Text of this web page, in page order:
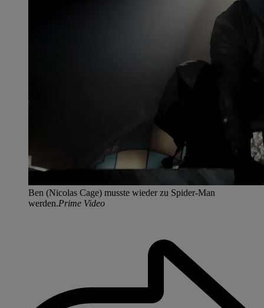
Ben (Nicolas Cage) musste wieder zu Spider-Man
werden.Prime Video